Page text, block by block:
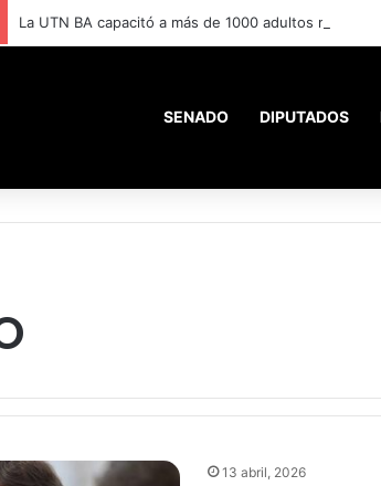
La UTN BA capacitó a más de 1000 adultos mayores.
SENADO DIPUTADOS
13 abril, 2026